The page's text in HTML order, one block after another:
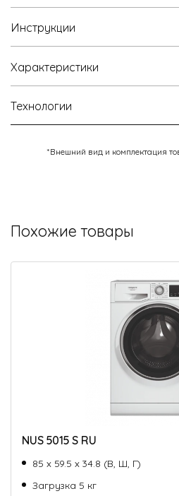
Инструкции
Характеристики
Технологии
*Внешний вид и комплектация
Похожие товары
NUS 5015 S RU
85 х 59.5 х 34.8 (В, Ш, Г)
Загрузка 5 кг